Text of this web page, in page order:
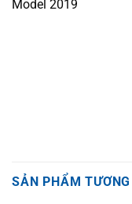
Model 2019
SẢN PHẨM